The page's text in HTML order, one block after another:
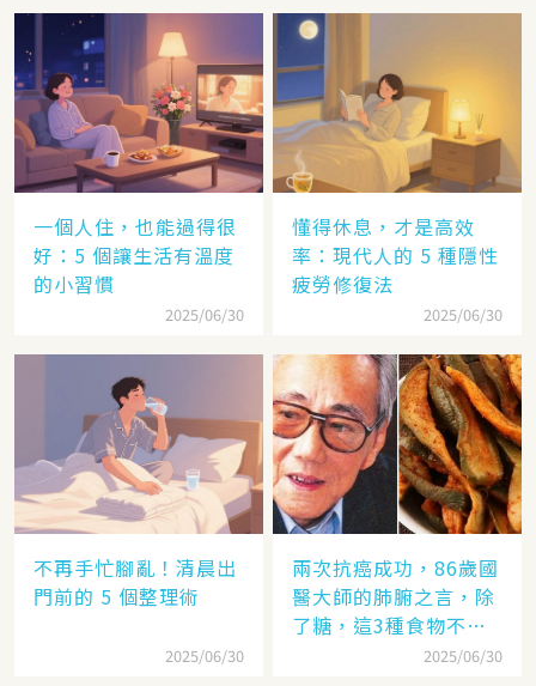
一個人住，也能過得很
好：5 個讓生活有溫度
的小習慣
2025/06/30
懂得休息，才是高效
率：現代人的 5 種隱性
疲勞修復法
2025/06/30
不再手忙腳亂！清晨出
門前的 5 個整理術
2025/06/30
兩次抗癌成功，86歲國
醫大師的肺腑之言，除
了糖，這3種食物不要
2025/06/30